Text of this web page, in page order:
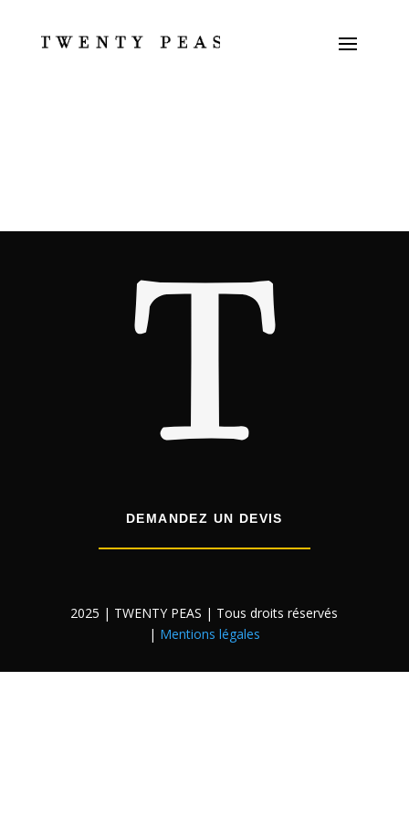
DEMANDEZ UN DEVIS
2025 | TWENTY PEAS | Tous droits réservés
| Mentions légales